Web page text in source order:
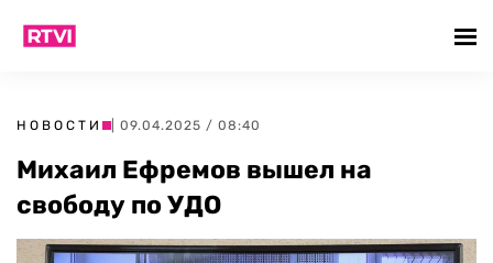
НОВОСТИ | 09.04.2025 / 08:40
Михаил Ефремов вышел на
свободу по УДО